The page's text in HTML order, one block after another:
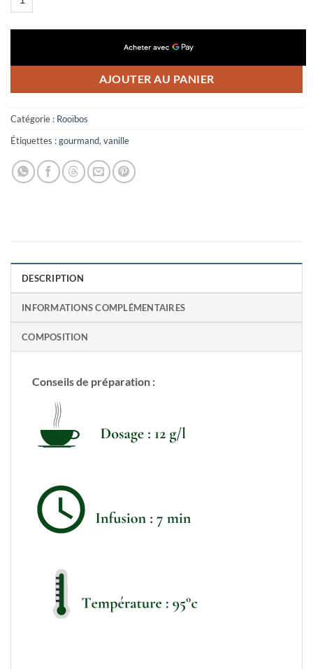
AJOUTER AU PANIER
Catégorie : Rooïbos
Étiquettes :gourmand, vanille
DESCRIPTION
INFORMATIONS COMPLÉMENTAIRES
COMPOSITION
Conseils de préparation :